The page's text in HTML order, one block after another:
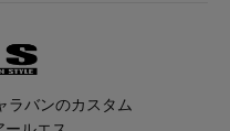
バンのカスタム